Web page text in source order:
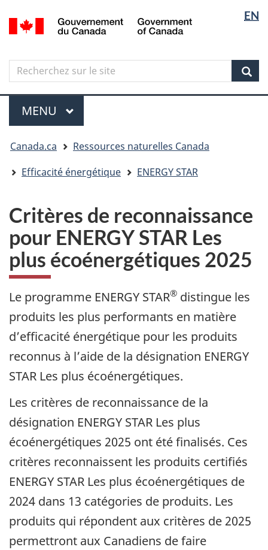
Aller
au
principal
Skip
to
government"
Passer
à
version
simplifiée
langue
EN
Canada
Search
Recherchez
sur
le
site
Menu
MENU PRINCIPAL
êtes
ici
Canada.ca
Ressources naturelles Canada
Efficacité énergétique
ENERGY STAR
Critères de reconnaissance
pour ENERGY STAR Les
plus écoénergétiques 2025
Le programme ENERGY STAR® distingue les
produits les plus performants en matière
d’efficacité énergétique pour les produits
reconnus à l’aide de la désignation ENERGY
STAR Les plus écoénergétiques.
Les critères de reconnaissance de la
désignation ENERGY STAR Les plus
écoénergétiques 2025 ont été finalisés. Ces
critères reconnaissent les produits certifiés
ENERGY STAR Les plus écoénergétiques de
2024 dans 13 catégories de produits. Les
produits qui répondent aux critères de 2025
permettront aux Canadiens de faire